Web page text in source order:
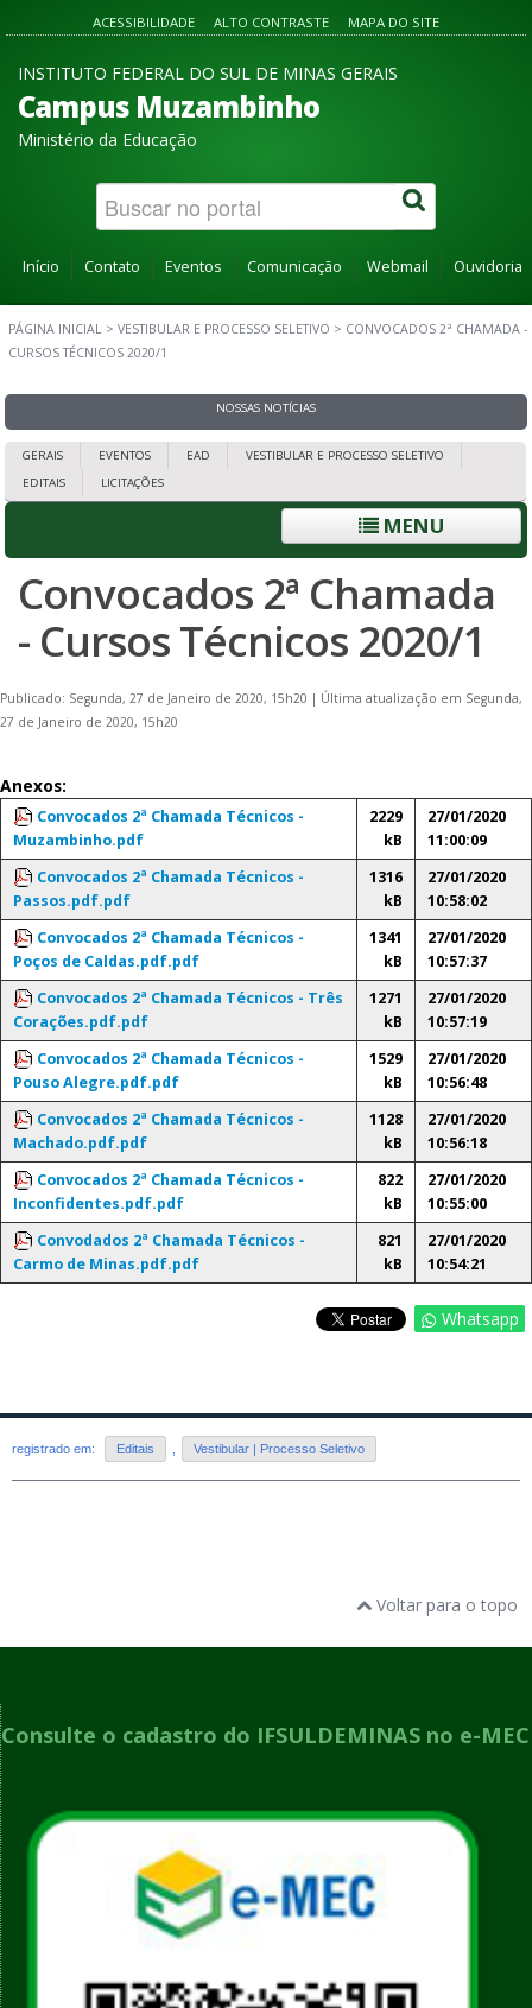
ACESSIBILIDADE ALTO CONTRASTE MAPA DO SITE
INSTITUTO FEDERAL DO SUL DE MINAS GERAIS
Campus Muzambinho
Ministério da Educação
Início Contato Eventos Comunicação Webmail Ouvidoria
PÁGINA INICIAL > VESTIBULAR E PROCESSO SELETIVO > CONVOCADOS 2ª CHAMADA -
CURSOS TÉCNICOS 2020/1
NOSSAS NOTÍCIAS
GERAIS EVENTOS EAD
VESTIBULAR E PROCESSO SELETIVO
EDITAIS
LICITAÇÕES
MENU
Convocados 2ª Chamada
- Cursos Técnicos 2020/1
Publicado: Segunda, 27 de Janeiro de 2020, 15h20 | Última atualização em Segunda,
27 de Janeiro de 2020, 15h20
Anexos:
Convocados 2ª Chamada Técnicos -
Muzambinho.pdf
2229
kB
27/01/2020
11:00:09
Convocados 2ª Chamada Técnicos -
Passos.pdf.pdf
1316
kB
27/01/2020
10:58:02
Convocados 2ª Chamada Técnicos -
Poços de Caldas.pdf.pdf
1341
kB
27/01/2020
10:57:37
Convocados 2ª Chamada Técnicos - Três
Corações.pdf.pdf
1271
kB
27/01/2020
10:57:19
Convocados 2ª Chamada Técnicos -
Pouso Alegre.pdf.pdf
1529
kB
27/01/2020
10:56:48
Convocados 2ª Chamada Técnicos -
Machado.pdf.pdf
1128
kB
27/01/2020
10:56:18
Convocados 2ª Chamada Técnicos -
Inconfidentes.pdf.pdf
822
kB
27/01/2020
10:55:00
Convodados 2ª Chamada Técnicos -
Carmo de Minas.pdf.pdf
821
kB
27/01/2020
10:54:21
Whatsapp
registrado em: Editais Vestibular | Processo Seletivo
Voltar para o topo
Consulte o cadastro do IFSULDEMINAS no e-MEC